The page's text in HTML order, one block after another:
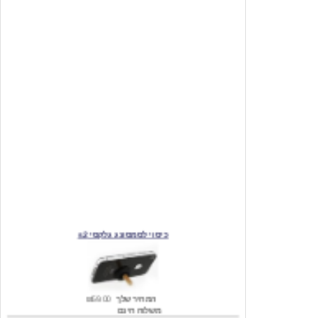
₪59.00
המחיר שלך
משלוח חינם
כיסוי ג'ל לכיסא אופניים